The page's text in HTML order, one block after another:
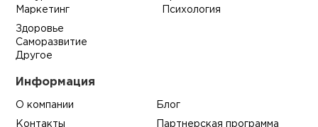
Маркетинг
Психология
Здоровье
Саморазвитие
Другое
Информация
О компании Блог
Контакты Партнерская программа